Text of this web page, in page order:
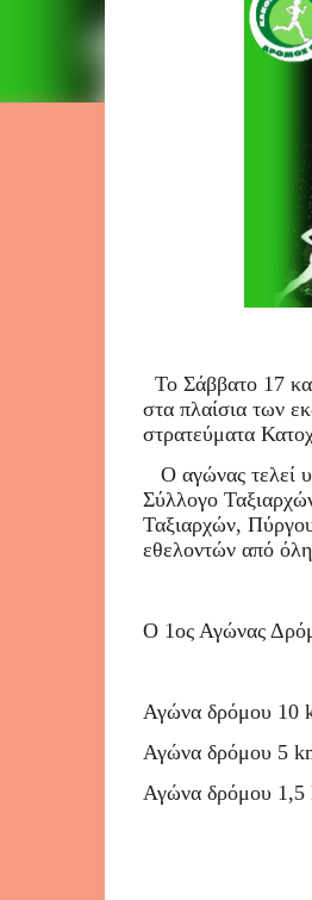
Το Σάββατο 17
στα πλαίσια των
στρατεύματα
Ο αγώνας τελεί
Σύλλογο
Ταξιαρχών,
εθελοντών από
Ο 1ος Αγώνας
Αγώνα δρόμου 10
Αγώνα δρόμου 5
Αγώνα δρόμου 1,5